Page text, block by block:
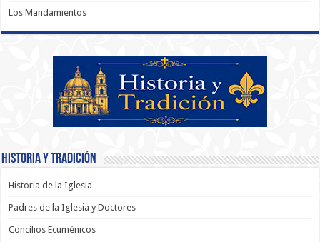
Los Mandamientos
Historia y Tradición
Historia de la Iglesia
Padres de la Iglesia y Doctores
Concílios Ecuménicos